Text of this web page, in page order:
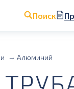
Поиск
Алюминий